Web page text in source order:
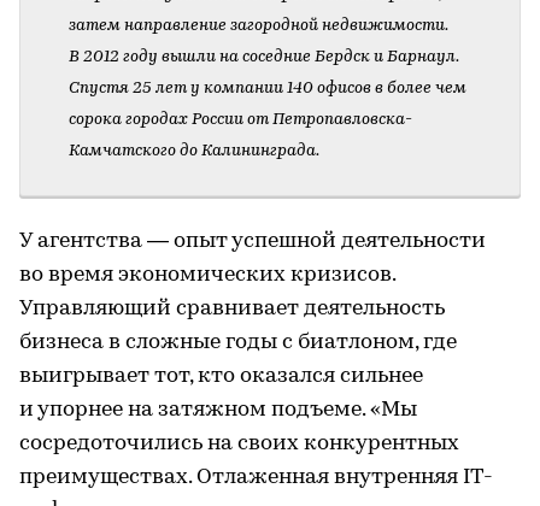
затем направление загородной недвижимости.
В 2012 году вышли на соседние Бердск и Барнаул.
Спустя 25 лет у компании 140 офисов в более чем
сорока городах России от Петропавловска-
Камчатского до Калининграда.
У агентства — опыт успешной деятельности
во время экономических кризисов.
Управляющий сравнивает деятельность
бизнеса в сложные годы с биатлоном, где
выигрывает тот, кто оказался сильнее
и упорнее на затяжном подъеме. «Мы
сосредоточились на своих конкурентных
преимуществах. Отлаженная внутренняя IT-